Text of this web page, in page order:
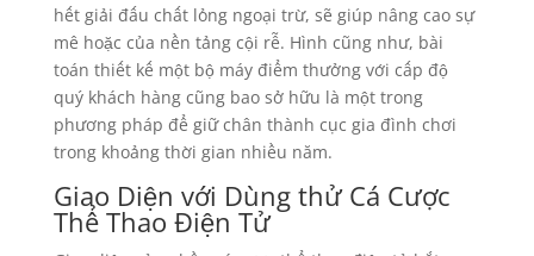
hết giải đấu chất lỏng ngoại trừ, sẽ giúp nâng cao sự
mê hoặc của nền tảng cội rễ. Hình cũng như, bài
toán thiết kế một bộ máy điểm thưởng với cấp độ
quý khách hàng cũng bao sở hữu là một trong
phương pháp để giữ chân thành cục gia đình chơi
trong khoảng thời gian nhiều năm.
Giao Diện với Dùng thử Cá Cược
Thể Thao Điện Tử